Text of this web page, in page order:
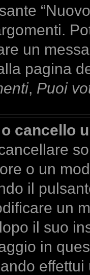
un
pagina
, Puoi
cancello
o un
il
un
il suo
in